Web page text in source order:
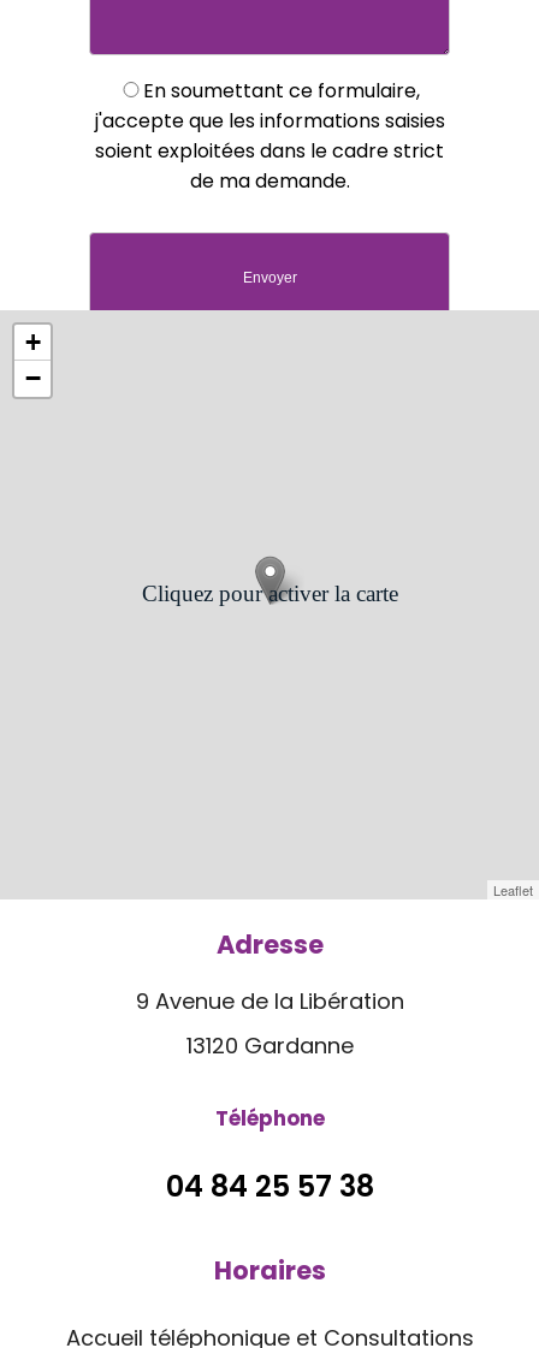
En soumettant ce formulaire,
j'accepte que les informations saisies
soient exploitées dans le cadre strict
de ma demande.
Cliquez pour activer la carte
+
−
Leaflet
Adresse
9 Avenue de la Libération
13120 Gardanne
Téléphone
04 84 25 57 38
Horaires
Accueil téléphonique et Consultations